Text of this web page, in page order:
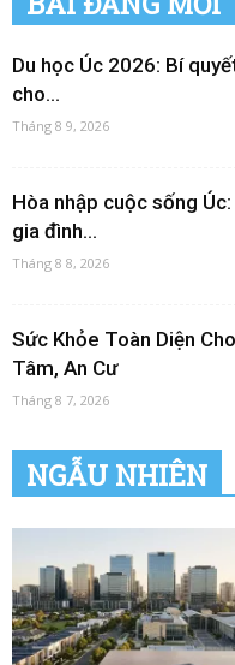
Du học Úc 2026: Bí
cho...
Tháng 8 9, 2026
Hòa nhập cuộc sống
gia đình...
Tháng 8 8, 2026
Sức Khỏe Toàn Diện
Tâm, An Cư
Tháng 8 7, 2026
NGẪU NHIÊN